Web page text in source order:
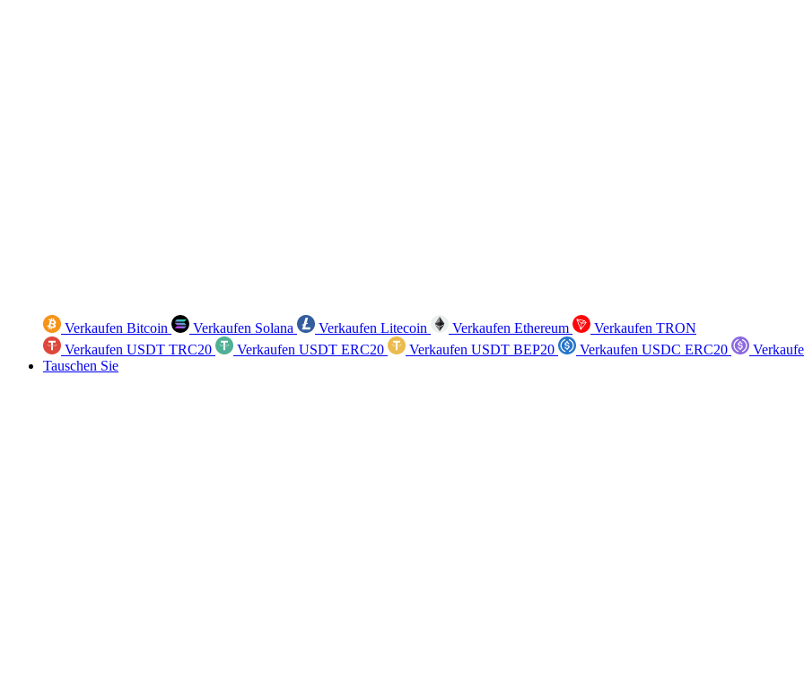
Verkaufen Bitcoin Verkaufen Solana Verkaufen Litecoin Verkaufen Ethereum
Verkaufen TRON
Verkaufen USDT TRC20
Verkaufen USDT ERC20 Verkaufen USDT BEP20 Verkaufen USDC ERC20
Tauschen Sie